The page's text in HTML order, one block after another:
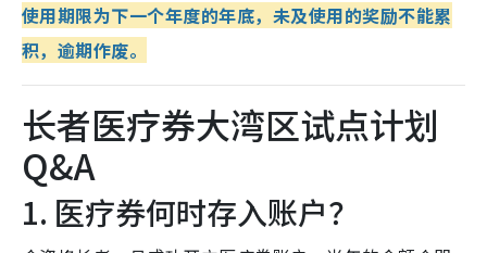
使用期限为下一个年度的年底，未及使用的奖励不能累
积，逾期作废。
长者医疗券大湾区试点计划
Q&A
1. 医疗券何时存入账户？